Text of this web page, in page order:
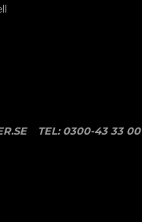
TEL:0300-43 33 00